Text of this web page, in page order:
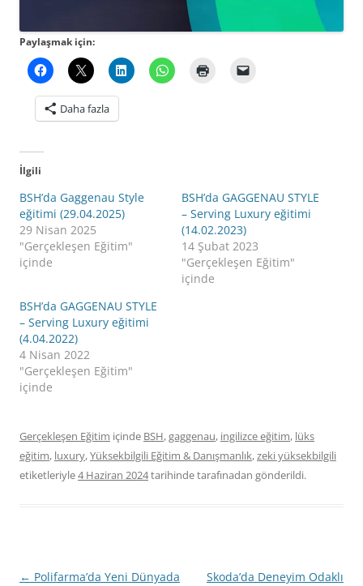
Paylaşmak için:
Daha fazla
İlgili
BSH’da Gaggenau Style
eğitimi (29.04.2025)
29 Nisan 2025
"Gerçekleşen Eğitim"
içinde
BSH’da GAGGENAU STYLE
– Serving Luxury eğitimi
(14.02.2023)
14 Şubat 2023
"Gerçekleşen Eğitim"
içinde
BSH’da GAGGENAU STYLE
– Serving Luxury eğitimi
(4.04.2022)
4 Nisan 2022
"Gerçekleşen Eğitim"
içinde
Gerçekleşen Eğitim içinde BSH,gaggenau, ingilizce eğitim, lüks
eğitim, luxury,Yüksekbilgili Eğitim & Danışmanlık,zeki yüksekbilgili
etiketleriyle4 Haziran 2024tarihindetarafınadan gönderildi.
Yazı
← Polifarma’da Yeni Dünyada
Skoda’da Deneyim Odaklı